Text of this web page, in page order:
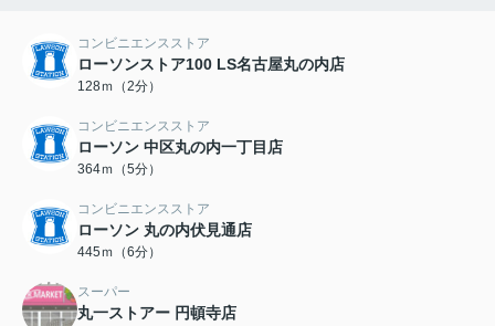
コンビニエンスストア
ローソンストア100 LS名古屋丸の内店
128ｍ（2分）
コンビニエンスストア
ローソン 中区丸の内一丁目店
364ｍ（5分）
コンビニエンスストア
ローソン 丸の内伏見通店
445ｍ（6分）
スーパー
丸一ストアー 円頓寺店